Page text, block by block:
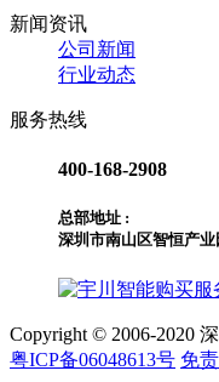
新闻资讯
公司新闻
行业动态
服务热线
400-168-2908
总部地址 :
深圳市南山区智恒产
购买服
Copyright © 2006-2020
粤ICP备06048613号 免